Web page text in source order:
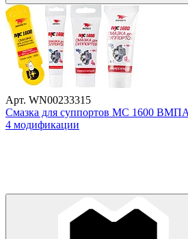
Арт. WN00233315
Смазка для суппортов МС 1600
4 модификации